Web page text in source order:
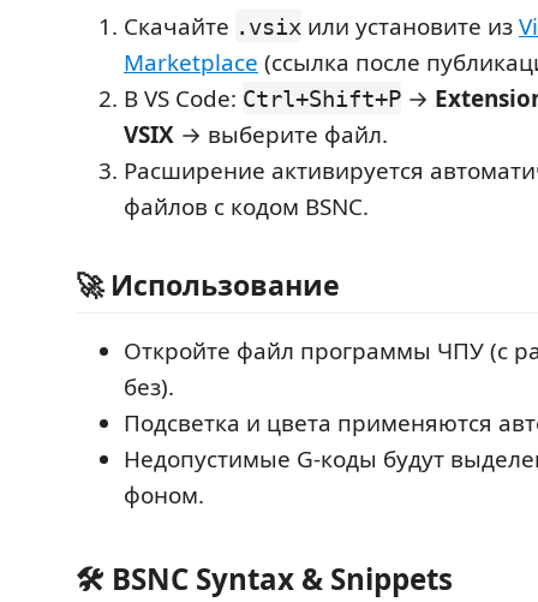
Скачайте .vsix или установите из
Marketplace (ссылка после
В VS Code: Ctrl+Shift+P →
VSIX → выберите файл.
Расширение активируется
файлов с кодом BSNC.
🚀 Использование
Откройте файл программы ЧПУ (с
без).
Подсветка и цвета применяются
Недопустимые G‑коды будут
фоном.
🛠 BSNC Syntax & Snippets